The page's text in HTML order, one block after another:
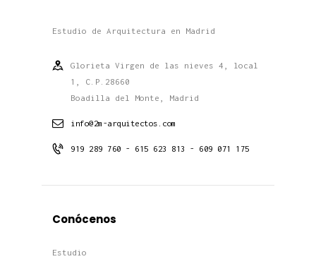
Estudio de Arquitectura en Madrid
Glorieta Virgen de las nieves 4, local
1, C.P.28660
Boadilla del Monte, Madrid
info@2m-arquitectos.com
919 289 760 - 615 623 813 - 609 071 175
Conócenos
Estudio